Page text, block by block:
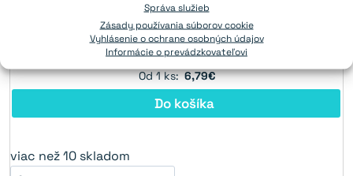
Správa služieb
Zásady používania súborov cookie
Vyhlásenie o ochrane osobných údajov
Informácie o prevádzkovateľovi
Magnet pod obklady
viac než 10 skladom
Od 1 ks: 6,79€
Do košíka
viac než 10 skladom